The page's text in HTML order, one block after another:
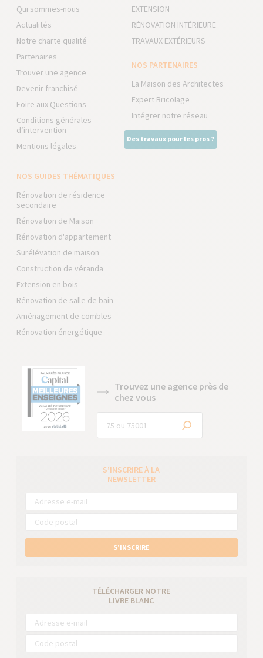
Qui sommes-nous
Actualités
Notre charte qualité
Partenaires
Trouver une agence
Devenir franchisé
Foire aux Questions
Conditions générales
d’intervention
Mentions légales
EXTENSION
RÉNOVATION INTÉRIEURE
TRAVAUX EXTÉRIEURS
NOS PARTENAIRES
La Maison des Architectes
Expert Bricolage
Intégrer notre réseau
Des travaux pour les pros ?
NOS GUIDES THÉMATIQUES
Rénovation de résidence
secondaire
Rénovation de Maison
Rénovation d'appartement
Surélévation de maison
Construction de véranda
Extension en bois
Rénovation de salle de bain
Aménagement de combles
Rénovation énergétique
Trouvez une agence près de
chez vous
S’INSCRIRE À LA
NEWSLETTER
S’INSCRIRE
TÉLÉCHARGER NOTRE
LIVRE BLANC